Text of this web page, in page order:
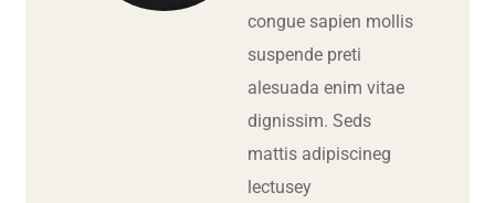
congue sapien mollis
suspende preti
alesuada enim vitae
dignissim. Seds
mattis adipiscineg
lectusey